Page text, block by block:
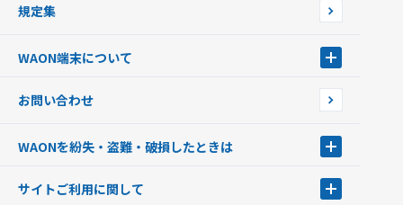
ご当地WAON
G.G WAON
WAONカード・WAONカードプラス
モバイルWAON
提携WAONカード
規定集
WAON端末について
WAONネットステーション
新型WAONステーション
WAONチャージャーmini
お問い合わせ
WAONを紛失・盗難・破損したときは
WAONカードの拾得について
サイトご利用に関して